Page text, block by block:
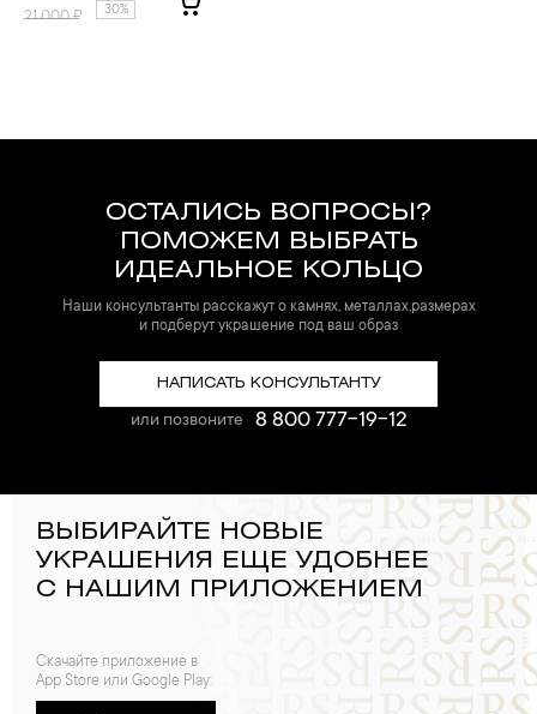
21 000₽ 30%
ОСТАЛИСЬ ВОПРОСЫ?
ПОМОЖЕМ ВЫБРАТЬ
ИДЕАЛЬНОЕ КОЛЬЦО
Наши консультанты расскажут о камнях, металлах,размерах
и подберут украшение под ваш образ
НАПИСАТЬ КОНСУЛЬТАНТУ
или позвоните 8 800 777-19-12
ВЫБИРАЙТЕ НОВЫЕ
УКРАШЕНИЯ ЕЩЕ УДОБНЕЕ
С НАШИМ ПРИЛОЖЕНИЕМ
Скачайте приложение в
App Store или Google Play: